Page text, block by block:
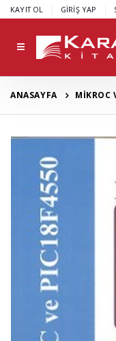
KAYIT OL GİRİŞ YAP
ANASAYFA MİKROC